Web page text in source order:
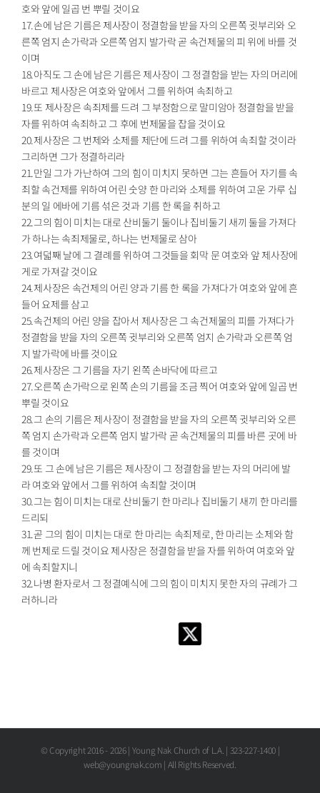
호와 앞에 일곱 번 뿌릴 것이요
17.손에 남은 기름은 제사장이 정결함을 받을 자의 오른쪽 귓부리와 오
른쪽 엄지 손가락과 오른쪽 엄지 발가락 곧 속건제물의 피 위에 바를 것
이며
18.아직도 그 손에 남은 기름은 제사장이 그 정결함을 받는 자의 머리에
바르고 제사장은 여호와 앞에서 그를 위하여 속죄하고
19.또 제사장은 속죄제를 드려 그 부정함으로 말미암아 정결함을 받을
자를 위하여 속죄하고 그 후에 번제물을 잡을 것이요
20.제사장은 그 번제와 소제를 제단에 드려 그를 위하여 속죄할 것이라
그리하면 그가 정결하리라
21.만일 그가 가난하여 그의 힘이 미치지 못하면 그는 흔들어 자기를 속
죄할 속건제를 위하여 어린 숫양 한 마리와 소제를 위하여 고운 가루 십
분의 일 에바에 기름 섞은 것과 기름 한 록을 취하고
22.그의 힘이 미치는 대로 산비둘기 둘이나 집비둘기 새끼 둘을 가져다
가 하나는 속죄제물로, 하나는 번제물로 삼아
23.여덟째 날에 그 결례를 위하여 그것들을 회막 문 여호와 앞 제사장에
게로 가져갈 것이요
24.제사장은 속건제의 어린 양과 기름 한 록을 가져다가 여호와 앞에 흔
들어 요제를 삼고
25.속건제의 어린 양을 잡아서 제사장은 그 속건제물의 피를 가져다가
정결함을 받을 자의 오른쪽 귓부리와 오른쪽 엄지 손가락과 오른쪽 엄
지 발가락에 바를 것이요
26.제사장은 그 기름을 자기 왼쪽 손바닥에 따르고
27.오른쪽 손가락으로 왼쪽 손의 기름을 조금 찍어 여호와 앞에 일곱 번
뿌릴 것이요
28.그 손의 기름은 제사장이 정결함을 받을 자의 오른쪽 귓부리와 오른
쪽 엄지 손가락과 오른쪽 엄지 발가락 곧 속건제물의 피를 바른 곳에 바
를 것이며
29.또 그 손에 남은 기름은 제사장이 그 정결함을 받는 자의 머리에 발
라 여호와 앞에서 그를 위하여 속죄할 것이며
30.그는 힘이 미치는 대로 산비둘기 한 마리나 집비둘기 새끼 한 마리를
드리되
31.곧 그의 힘이 미치는 대로 한 마리는 속죄제로, 한 마리는 소제와 함
께 번제로 드릴 것이요 제사장은 정결함을 받을 자를 위하여 여호와 앞
에 속죄할지니
32.나병 환자로서 그 정결예식에 그의 힘이 미치지 못한 자의 규례가 그
러하니라
© Copyright 2016 - 2026 | Young Nak Church of L.A. | 323-227-1400 |
web@youngnak.com | All Rights Reserved.